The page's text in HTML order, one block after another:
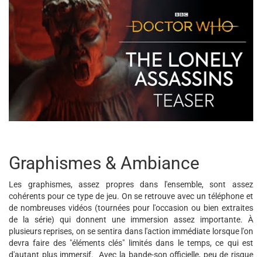
Graphismes & Ambiance
Les graphismes, assez propres dans l'ensemble, sont assez
cohérents pour ce type de jeu. On se retrouve avec un téléphone et
de nombreuses vidéos (tournées pour l'occasion ou bien extraites
de la série) qui donnent une immersion assez importante. À
plusieurs reprises, on se sentira dans l'action immédiate lorsque l'on
devra faire des "éléments clés" limités dans le temps, ce qui est
d'autant plus immersif. Avec la bande-son officielle, peu de risque